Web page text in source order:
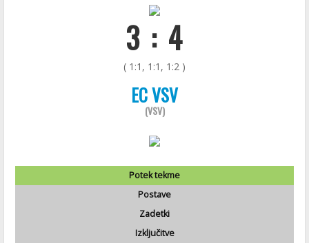
3 : 4
( 1:1, 1:1, 1:2 )
EC VSV
(VSV)
Potek tekme
Postave
Zadetki
Izključitve